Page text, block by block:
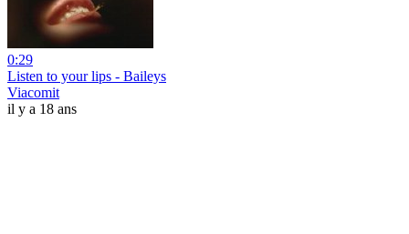
0:29
Listen to your lips - Baileys
Viacomit
il y a 18 ans